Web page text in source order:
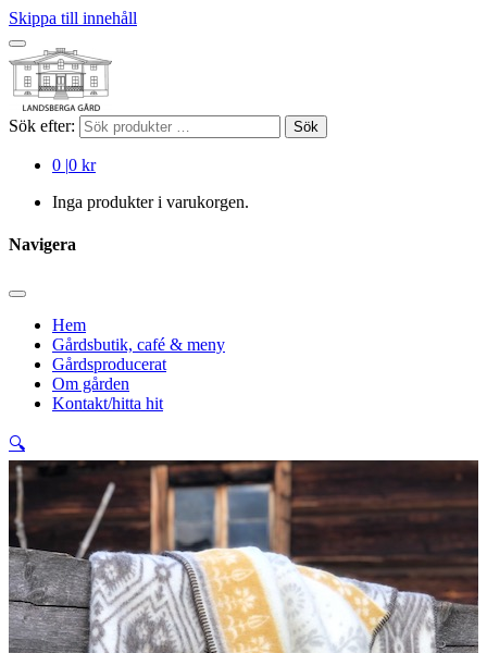
Skippa till innehåll
Sök efter: Sök
0 |0 kr
Inga produkter i varukorgen.
Navigera
Hem
Gårdsbutik, café & meny
Gårdsproducerat
Om gården
Kontakt/hitta hit
🔍